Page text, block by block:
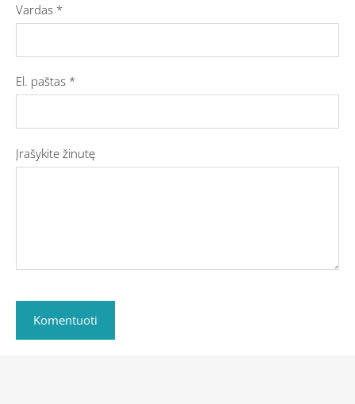
Vardas *
El. paštas *
Įrašykite žinutę